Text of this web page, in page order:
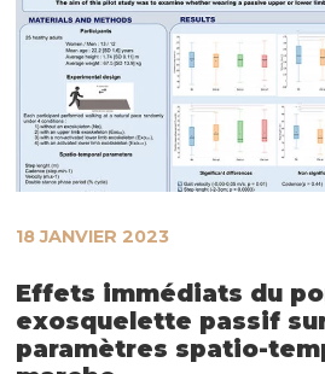
Effets immédiats du
exosquelette passif
paramètres spatio-
18 JANVIER 2023